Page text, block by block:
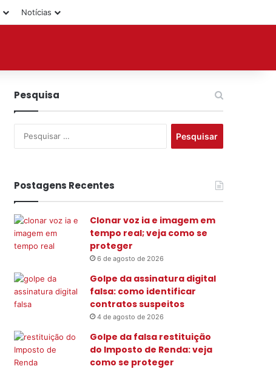
Notícias
Pesquisa
a
r
:
Postagens Recentes
Clonar voz ia e imagem em
tempo real; veja como se
proteger
6 de agosto de 2026
Golpe da assinatura digital
falsa: como identificar
contratos suspeitos
4 de agosto de 2026
Golpe da falsa restituição
do Imposto de Renda: veja
como se proteger